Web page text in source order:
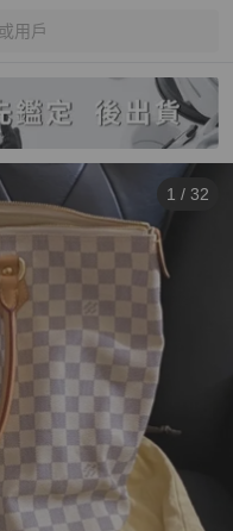
用戶
1 / 32